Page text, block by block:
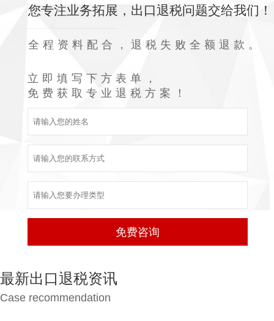
您专注业务拓展，出口退税问题交给我们！
全程资料配合，退税失败全额退款。
立即填写下方表单，
免费获取专业退税方案！
最新出口退税资讯
Case recommendation